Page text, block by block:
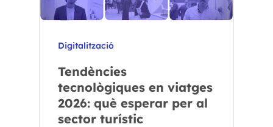
Digitalització
Tendències
tecnològiques en viatges
2026: què esperar per al
sector turístic